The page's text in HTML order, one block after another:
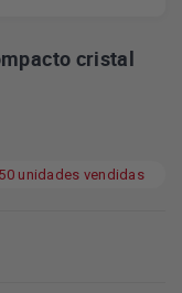
cristal
unidades vendidas